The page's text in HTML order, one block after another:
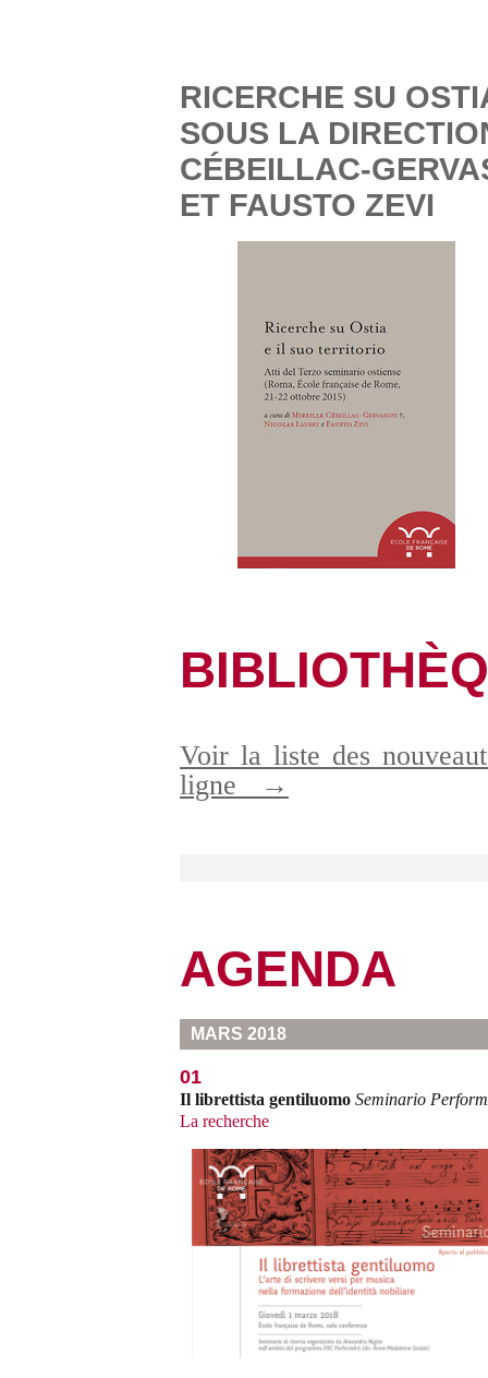
RICERCHE SU
SOUS LA
CÉBEILLAC-
ET FAUSTO ZEVI
Voir la liste des
ligne
→
AGENDA
MARS 2018
01
Il librettista gentiluomo Seminario
La recherche